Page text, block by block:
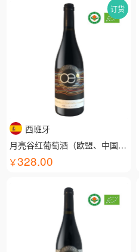
订货
西班牙
月亮谷红葡萄酒（欧盟、中国有机认证）
328.00